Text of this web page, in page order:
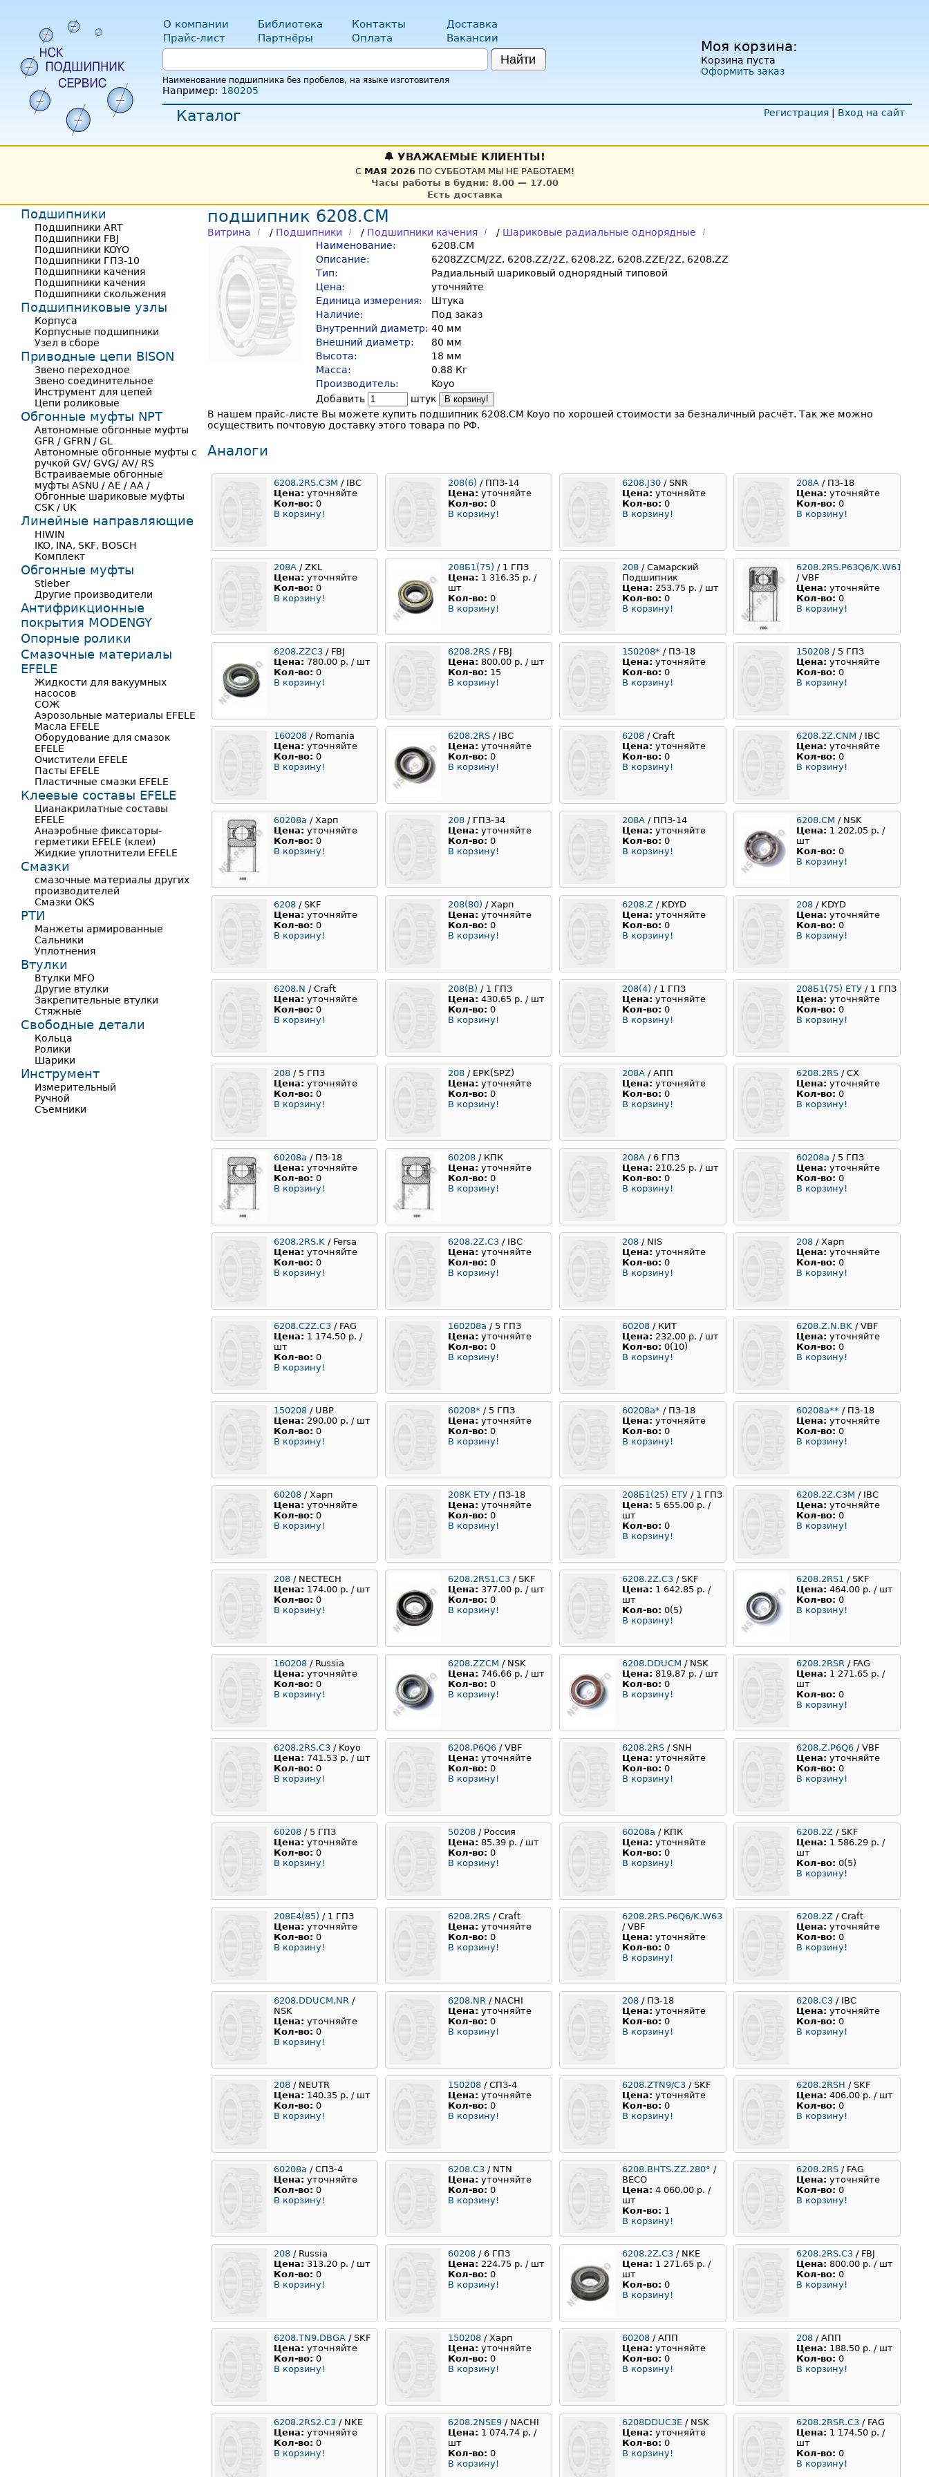
Моя корзина:
Корзина пуста
Оформить заказ
О компании Библиотека Контакты
Доставка
Прайс-лист
Партнёры Оплата Вакансии
Найти
Наименование подшипника без пробелов, на языке изготовителя
Например: 180205
Регистрация
Вход на сайт
Каталог
🔔 УВАЖАЕМЫЕ КЛИЕНТЫ!
С МАЯ 2026ПО СУББОТАМ МЫ НЕ РАБОТАЕМ!
Часы работы в будни: 8.00 — 17.00
Есть доставка
подшипник 6208.CM
Витрина / Подшипники / Подшипники качения / Шариковые радиальные однорядные
Наименование:
6208.CM
Описание:
6208ZZCM/2Z, 6208.ZZ/2Z, 6208.2Z, 6208.ZZE/2Z, 6208.ZZ
Тип:
Радиальный шариковый однорядный типовой
Цена:
уточняйте
Единица измерения:
Штука
Наличие:
Под заказ
Внутренний диаметр: 40 мм
Внешний диаметр:
80 мм
Высота:
18 мм
Масса:
0.88 Кг
Производитель:
Koyo
Добавить
штук В корзину!
В нашем прайс-листе Вы можете купить подшипник 6208.CM Koyo по хорошей стоимости за безналичный расчёт. Так же можно
осуществить почтовую доставку этого товара по РФ.
Аналоги
6208.2RS.C3M / IBC
Цена: уточняйте
Кол-во: 0
В корзину!
208(6) / ППЗ-14
Цена: уточняйте
Кол-во: 0
В корзину!
6208.J30 / SNR
Цена: уточняйте
Кол-во: 0
В корзину!
208А / ПЗ-18
Цена: уточняйте
Кол-во: 0
В корзину!
208А / ZKL
Цена: уточняйте
Кол-во: 0
В корзину!
208Б1(75) / 1 ГПЗ
Цена: 1 316.35 р. /
шт
Кол-во: 0
В корзину!
208 / Самарский
Подшипник
Цена: 253.75 р. / шт
Кол-во: 0
В корзину!
6208.2RS.P63Q6/K.W61
/ VBF
Цена: уточняйте
Кол-во: 0
В корзину!
6208.ZZC3 / FBJ
Цена: 780.00 р. / шт
Кол-во: 0
В корзину!
6208.2RS / FBJ
Цена: 800.00 р. / шт
Кол-во: 15
В корзину!
150208* / ПЗ-18
Цена: уточняйте
Кол-во: 0
В корзину!
150208 / 5 ГПЗ
Цена: уточняйте
Кол-во: 0
В корзину!
160208 / Romania
Цена: уточняйте
Кол-во: 0
В корзину!
6208.2RS / IBC
Цена: уточняйте
Кол-во: 0
В корзину!
6208 / Craft
Цена: уточняйте
Кол-во: 0
В корзину!
6208.2Z.CNM / IBC
Цена: уточняйте
Кол-во: 0
В корзину!
60208а / Харп
Цена: уточняйте
Кол-во: 0
В корзину!
208 / ГПЗ-34
Цена: уточняйте
Кол-во: 0
В корзину!
208А / ППЗ-14
Цена: уточняйте
Кол-во: 0
В корзину!
6208.CM / NSK
Цена: 1 202.05 р. /
шт
Кол-во: 0
В корзину!
6208 / SKF
Цена: уточняйте
Кол-во: 0
В корзину!
208(80) / Харп
Цена: уточняйте
Кол-во: 0
В корзину!
6208.Z / KDYD
Цена: уточняйте
Кол-во: 0
В корзину!
208 / KDYD
Цена: уточняйте
Кол-во: 0
В корзину!
6208.N / Craft
Цена: уточняйте
Кол-во: 0
В корзину!
208(B) / 1 ГПЗ
Цена: 430.65 р. / шт
Кол-во: 0
В корзину!
208(4) / 1 ГПЗ
Цена: уточняйте
Кол-во: 0
В корзину!
208Б1(75) ЕТУ / 1 ГПЗ
Цена: уточняйте
Кол-во: 0
В корзину!
208 / 5 ГПЗ
Цена: уточняйте
Кол-во: 0
В корзину!
208 / EPK(SPZ)
Цена: уточняйте
Кол-во: 0
В корзину!
208А / АПП
Цена: уточняйте
Кол-во: 0
В корзину!
6208.2RS / CX
Цена: уточняйте
Кол-во: 0
В корзину!
60208а / ПЗ-18
Цена: уточняйте
Кол-во: 0
В корзину!
60208 / КПК
Цена: уточняйте
Кол-во: 0
В корзину!
208A / 6 ГПЗ
Цена: 210.25 р. / шт
Кол-во: 0
В корзину!
60208а / 5 ГПЗ
Цена: уточняйте
Кол-во: 0
В корзину!
6208.2RS.K / Fersa
Цена: уточняйте
Кол-во: 0
В корзину!
6208.2Z.C3 / IBC
Цена: уточняйте
Кол-во: 0
В корзину!
208 / NIS
Цена: уточняйте
Кол-во: 0
В корзину!
208 / Харп
Цена: уточняйте
Кол-во: 0
В корзину!
6208.C2Z.C3 / FAG
Цена: 1 174.50 р. /
шт
Кол-во: 0
В корзину!
160208а / 5 ГПЗ
Цена: уточняйте
Кол-во: 0
В корзину!
60208 / КИТ
Цена: 232.00 р. / шт
Кол-во: 0(10)
В корзину!
6208.Z.N.BK / VBF
Цена: уточняйте
Кол-во: 0
В корзину!
150208 / UBP
Цена: 290.00 р. / шт
Кол-во: 0
В корзину!
60208* / 5 ГПЗ
Цена: уточняйте
Кол-во: 0
В корзину!
60208а* / ПЗ-18
Цена: уточняйте
Кол-во: 0
В корзину!
60208а** / ПЗ-18
Цена: уточняйте
Кол-во: 0
В корзину!
60208 / Харп
Цена: уточняйте
Кол-во: 0
В корзину!
208К ЕТУ / ПЗ-18
Цена: уточняйте
Кол-во: 0
В корзину!
208Б1(25) ЕТУ / 1 ГПЗ
Цена: 5 655.00 р. /
шт
Кол-во: 0
В корзину!
6208.2Z.C3M / IBC
Цена: уточняйте
Кол-во: 0
В корзину!
208 / NECTECH
Цена: 174.00 р. / шт
Кол-во: 0
В корзину!
6208.2RS1.C3 / SKF
Цена: 377.00 р. / шт
Кол-во: 0
В корзину!
6208.2Z.C3 / SKF
Цена: 1 642.85 р. /
шт
Кол-во: 0(5)
В корзину!
6208.2RS1 / SKF
Цена: 464.00 р. / шт
Кол-во: 0
В корзину!
160208 / Russia
Цена: уточняйте
Кол-во: 0
В корзину!
6208.ZZCM / NSK
Цена: 746.66 р. / шт
Кол-во: 0
В корзину!
6208.DDUCM / NSK
Цена: 819.87 р. / шт
Кол-во: 0
В корзину!
6208.2RSR / FAG
Цена: 1 271.65 р. /
шт
Кол-во: 0
В корзину!
6208.2RS.C3 / Koyo
Цена: 741.53 р. / шт
Кол-во: 0
В корзину!
6208.P6Q6 / VBF
Цена: уточняйте
Кол-во: 0
В корзину!
6208.2RS / SNH
Цена: уточняйте
Кол-во: 0
В корзину!
6208.Z.P6Q6 / VBF
Цена: уточняйте
Кол-во: 0
В корзину!
60208 / 5 ГПЗ
Цена: уточняйте
Кол-во: 0
В корзину!
50208 / Россия
Цена: 85.39 р. / шт
Кол-во: 0
В корзину!
60208а / КПК
Цена: уточняйте
Кол-во: 0
В корзину!
6208.2Z / SKF
Цена: 1 586.29 р. /
шт
Кол-во: 0(5)
В корзину!
208E4(85) / 1 ГПЗ
Цена: уточняйте
Кол-во: 0
В корзину!
6208.2RS / Craft
Цена: уточняйте
Кол-во: 0
В корзину!
6208.2RS.P6Q6/K.W63
/ VBF
Цена: уточняйте
Кол-во: 0
В корзину!
6208.2Z / Craft
Цена: уточняйте
Кол-во: 0
В корзину!
6208.DDUCM.NR /
NSK
Цена: уточняйте
Кол-во: 0
В корзину!
6208.NR / NACHI
Цена: уточняйте
Кол-во: 0
В корзину!
208 / ПЗ-18
Цена: уточняйте
Кол-во: 0
В корзину!
6208.C3 / IBC
Цена: уточняйте
Кол-во: 0
В корзину!
208 / NEUTR
Цена: 140.35 р. / шт
Кол-во: 0
В корзину!
150208 / СПЗ-4
Цена: уточняйте
Кол-во: 0
В корзину!
6208.ZTN9/C3 / SKF
Цена: уточняйте
Кол-во: 0
В корзину!
6208.2RSH / SKF
Цена: 406.00 р. / шт
Кол-во: 0
В корзину!
60208а / СПЗ-4
Цена: уточняйте
Кол-во: 0
В корзину!
6208.C3 / NTN
Цена: уточняйте
Кол-во: 0
В корзину!
6208.BHTS.ZZ.280° /
BECO
Цена: 4 060.00 р. /
шт
Кол-во: 1
В корзину!
6208.2RS / FAG
Цена: уточняйте
Кол-во: 0
В корзину!
208 / Russia
Цена: 313.20 р. / шт
Кол-во: 0
В корзину!
60208 / 6 ГПЗ
Цена: 224.75 р. / шт
Кол-во: 0
В корзину!
6208.2Z.C3 / NKE
Цена: 1 271.65 р. /
шт
Кол-во: 0
В корзину!
6208.2RS.C3 / FBJ
Цена: 800.00 р. / шт
Кол-во: 0
В корзину!
6208.TN9.DBGA / SKF
Цена: уточняйте
Кол-во: 0
В корзину!
150208 / Харп
Цена: уточняйте
Кол-во: 0
В корзину!
60208 / АПП
Цена: уточняйте
Кол-во: 0
В корзину!
208 / АПП
Цена: 188.50 р. / шт
Кол-во: 0
В корзину!
6208.2RS2.C3 / NKE
Цена: уточняйте
Кол-во: 0
В корзину!
6208.2NSE9 / NACHI
Цена: 1 074.74 р. /
шт
Кол-во: 0
В корзину!
6208DDUC3E / NSK
Цена: уточняйте
Кол-во: 0
В корзину!
6208.2RSR.С3 / FAG
Цена: 1 174.50 р. /
шт
Кол-во: 0
В корзину!
Подшипники
Подшипники ART
Подшипники FBJ
Подшипники KOYO
Подшипники ГПЗ-10
Подшипники качения
Подшипники качения
Подшипники скольжения
Подшипниковые узлы
Корпуса
Корпусные подшипники
Узел в сборе
Приводные цепи BISON
Звено переходное
Звено соединительное
Инструмент для цепей
Цепи роликовые
Обгонные муфты NPT
Автономные обгонные муфты
GFR / GFRN / GL
Автономные обгонные муфты с
ручкой GV/ GVG/ AV/ RS
Встраиваемые обгонные
муфты ASNU / AE / AA /
Обгонные шариковые муфты
CSK / UK
Линейные направляющие
HIWIN
IKO, INA, SKF, BOSCH
Комплект
Обгонные муфты
Stieber
Другие производители
Антифрикционные
покрытия MODENGY
Опорные ролики
Смазочные материалы
EFELE
Жидкости для вакуумных
насосов
СОЖ
Аэрозольные материалы EFELE
Масла EFELE
Оборудование для смазок
EFELE
Очистители EFELE
Пасты EFELE
Пластичные смазки EFELE
Клеевые составы EFELE
Цианакрилатные составы
EFELE
Анаэробные фиксаторы-
герметики EFELE (клеи)
Жидкие уплотнители EFELE
Смазки
смазочные материалы других
производителей
Смазки OKS
РТИ
Манжеты армированные
Сальники
Уплотнения
Втулки
Втулки MFO
Другие втулки
Закрепительные втулки
Стяжные
Свободные детали
Кольца
Ролики
Шарики
Инструмент
Измерительный
Ручной
Съемники